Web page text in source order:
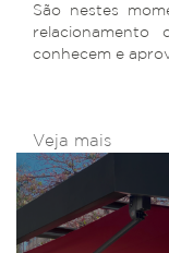
São nestes
relacionamento
conhecem e
Veja mais